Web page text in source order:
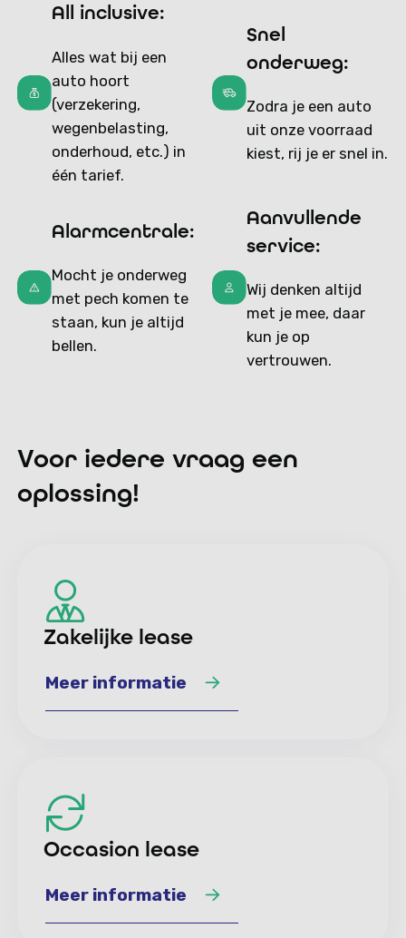
All inclusive:
Alles wat bij een
auto hoort
(verzekering,
wegenbelasting,
onderhoud, etc.) in
één tarief.
Snel
onderweg:
Zodra je een auto
uit onze voorraad
kiest, rij je er snel in.
Alarmcentrale:
Mocht je onderweg
met pech komen te
staan, kun je altijd
bellen.
Aanvullende
service:
Wij denken altijd
met je mee, daar
kun je op
vertrouwen.
Voor iedere vraag een
oplossing!
Zakelijke lease
Meer informatie
Occasion lease
Meer informatie